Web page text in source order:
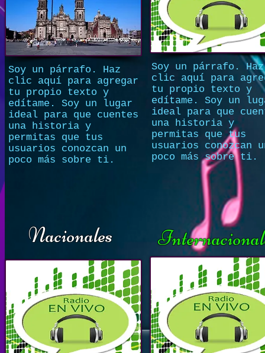
Soy un párrafo. Haz
clic aquí para agregar
tu propio texto y
edítame. Soy un lugar
ideal para que cuentes
una historia y
permitas que tus
usuarios conozcan un
poco más sobre ti.
Soy un párrafo. Haz
clic aquí para
tu propio texto y
edítame. Soy un
ideal para que
una historia y
permitas que tus
usuarios conozcan
poco más sobre ti.
Nacionales